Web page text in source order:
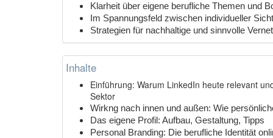
Klarheit über eigene berufliche Themen und
Im Spannungsfeld zwischen individueller
Strategien für nachhaltige und sinnvolle
Inhalte
Einführung: Warum LinkedIn heute relevant
Sektor
Wirkng nach innen und außen: Wie
Das eigene Profil: Aufbau, Gestaltung, Tipps
Personal Branding: Die berufliche Identität